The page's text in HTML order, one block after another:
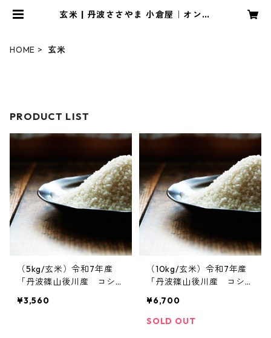
玄米 | 丹波ささやま 小倉屋｜オンラ
HOME 玄米
PRODUCT LIST
（5kg/玄米）令和7年産
「丹波篠山後川産 コシヒ
¥3,560
（10kg/玄米）令和7年産
「丹波篠山後川産 コシヒ
¥6,700
SOLD OUT